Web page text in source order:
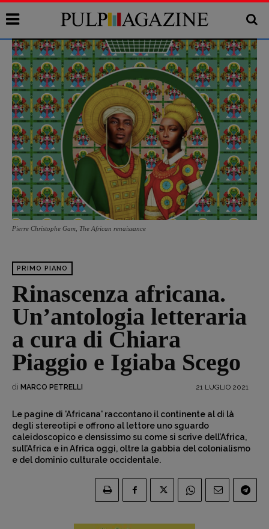
Pierre Christophe Gam, The African renaissance
PRIMO PIANO
Rinascenza africana.
Un’antologia letteraria
a cura di Chiara
Piaggio e Igiaba Scego
di MARCO PETRELLI 21 LUGLIO 2021
Le pagine di 'Africana' raccontano il continente al di là
degli stereotipi e offrono al lettore uno sguardo
caleidoscopico e densissimo su come si scrive dell’Africa,
sull’Africa e in Africa oggi, oltre la gabbia del colonialismo
e del dominio culturale occidentale.